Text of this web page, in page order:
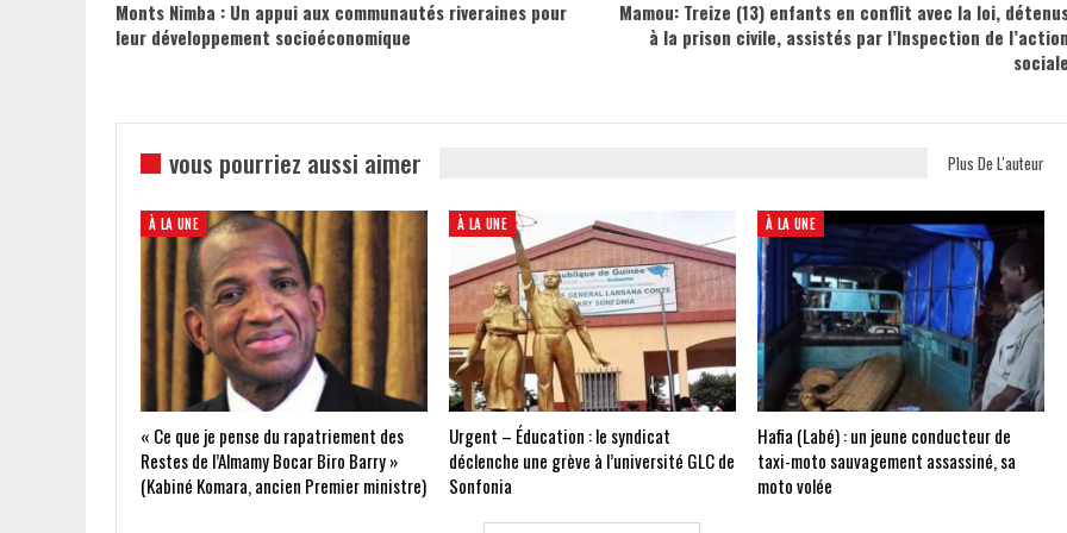
Monts Nimba : Un appui aux communautés riveraines pour
leur développement socioéconomique
Mamou: Treize (13) enfants en conflit avec la loi,
à la prison civile, assistés par l’Inspection de l’action
sociale
vous pourriez aussi aimer Plus De L'auteur
À LA UNE
« Ce que je pense du rapatriement des
Restes de l’Almamy Bocar Biro Barry »
(Kabiné Komara, ancien Premier ministre)
À LA UNE
Urgent – Éducation : le syndicat
déclenche une grève à l’université GLC de
Sonfonia
À LA UNE
Hafia (Labé) : un jeune conducteur de
taxi-moto sauvagement assassiné, sa
moto volée